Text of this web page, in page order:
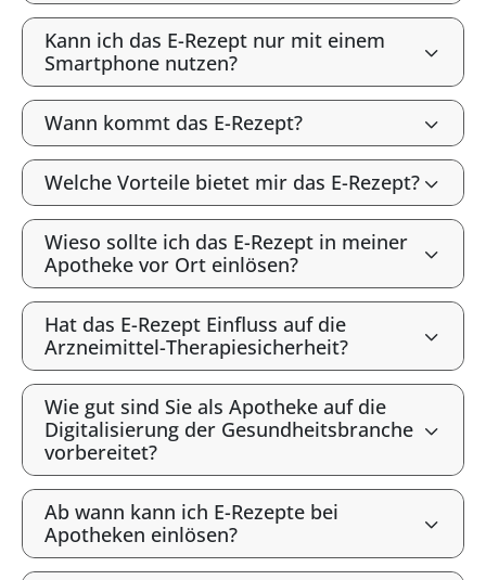
Kann ich das E-Rezept nur mit einem
Smartphone nutzen?
Wann kommt das E-Rezept?
Welche Vorteile bietet mir das E-Rezept?
Wieso sollte ich das E-Rezept in meiner
Apotheke vor Ort einlösen?
Hat das E-Rezept Einfluss auf die
Arzneimittel-Therapiesicherheit?
Wie gut sind Sie als Apotheke auf die
Digitalisierung der Gesundheitsbranche
vorbereitet?
Ab wann kann ich E-Rezepte bei
Apotheken einlösen?